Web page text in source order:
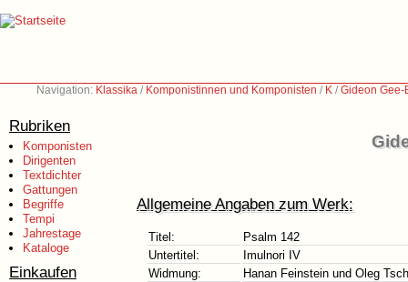
Navigation: Klassika / Komponistinnen und Komponisten / K /Gideon Gee-
Rubriken
Komponisten
Dirigenten
Textdichter
Gattungen
Begriffe
Tempi
Jahrestage
Kataloge
Einkaufen
Allgemeine Angaben zum Werk:
Titel:
Psalm 142
Untertitel:
Imulnori IV
Widmung:
Hanan Feinstein und Oleg